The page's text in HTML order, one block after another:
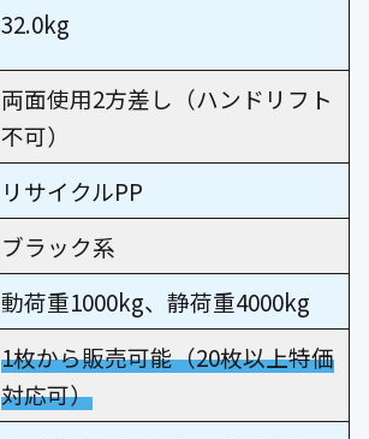
32.0kg
両面使用2方差し（ハンドリフト
不可）
リサイクルPP
ブラック系
動荷重1000kg、静荷重4000kg
1枚から販売可能（20枚以上特価
対応可）